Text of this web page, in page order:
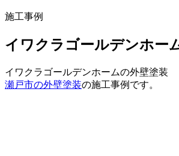
施工事例
イワクラゴールデンホ
イワクラゴールデンホームの外壁塗装
瀬戸市の外壁塗装の施工事例です。